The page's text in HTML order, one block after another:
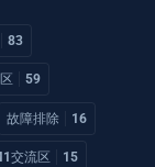
83
59
故障排除 16
交流区 15